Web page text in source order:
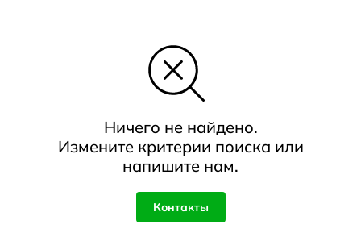
Ничего не найдено.
Измените критерии поиска или
напишите нам.
Контакты